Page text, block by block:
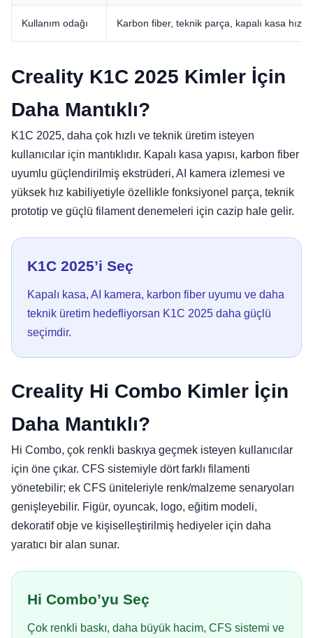
Kullanım odağı Karbon fiber, teknik parça, kapalı kasa hızlı
Creality K1C 2025 Kimler İçin
Daha Mantıklı?
K1C 2025, daha çok hızlı ve teknik üretim isteyen
kullanıcılar için mantıklıdır. Kapalı kasa yapısı, karbon fiber
uyumlu güçlendirilmiş ekstrüderi, AI kamera izlemesi ve
yüksek hız kabiliyetiyle özellikle fonksiyonel parça, teknik
prototip ve güçlü filament denemeleri için cazip hale gelir.
K1C 2025’i Seç
Kapalı kasa, AI kamera, karbon fiber uyumu ve daha
teknik üretim hedefliyorsan K1C 2025 daha güçlü
seçimdir.
Creality Hi Combo Kimler İçin
Daha Mantıklı?
Hi Combo, çok renkli baskıya geçmek isteyen kullanıcılar
için öne çıkar. CFS sistemiyle dört farklı filamenti
yönetebilir; ek CFS üniteleriyle renk/malzeme senaryoları
genişleyebilir. Figür, oyuncak, logo, eğitim modeli,
dekoratif obje ve kişiselleştirilmiş hediyeler için daha
yaratıcı bir alan sunar.
Hi Combo’yu Seç
Çok renkli baskı, daha büyük hacim, CFS sistemi ve